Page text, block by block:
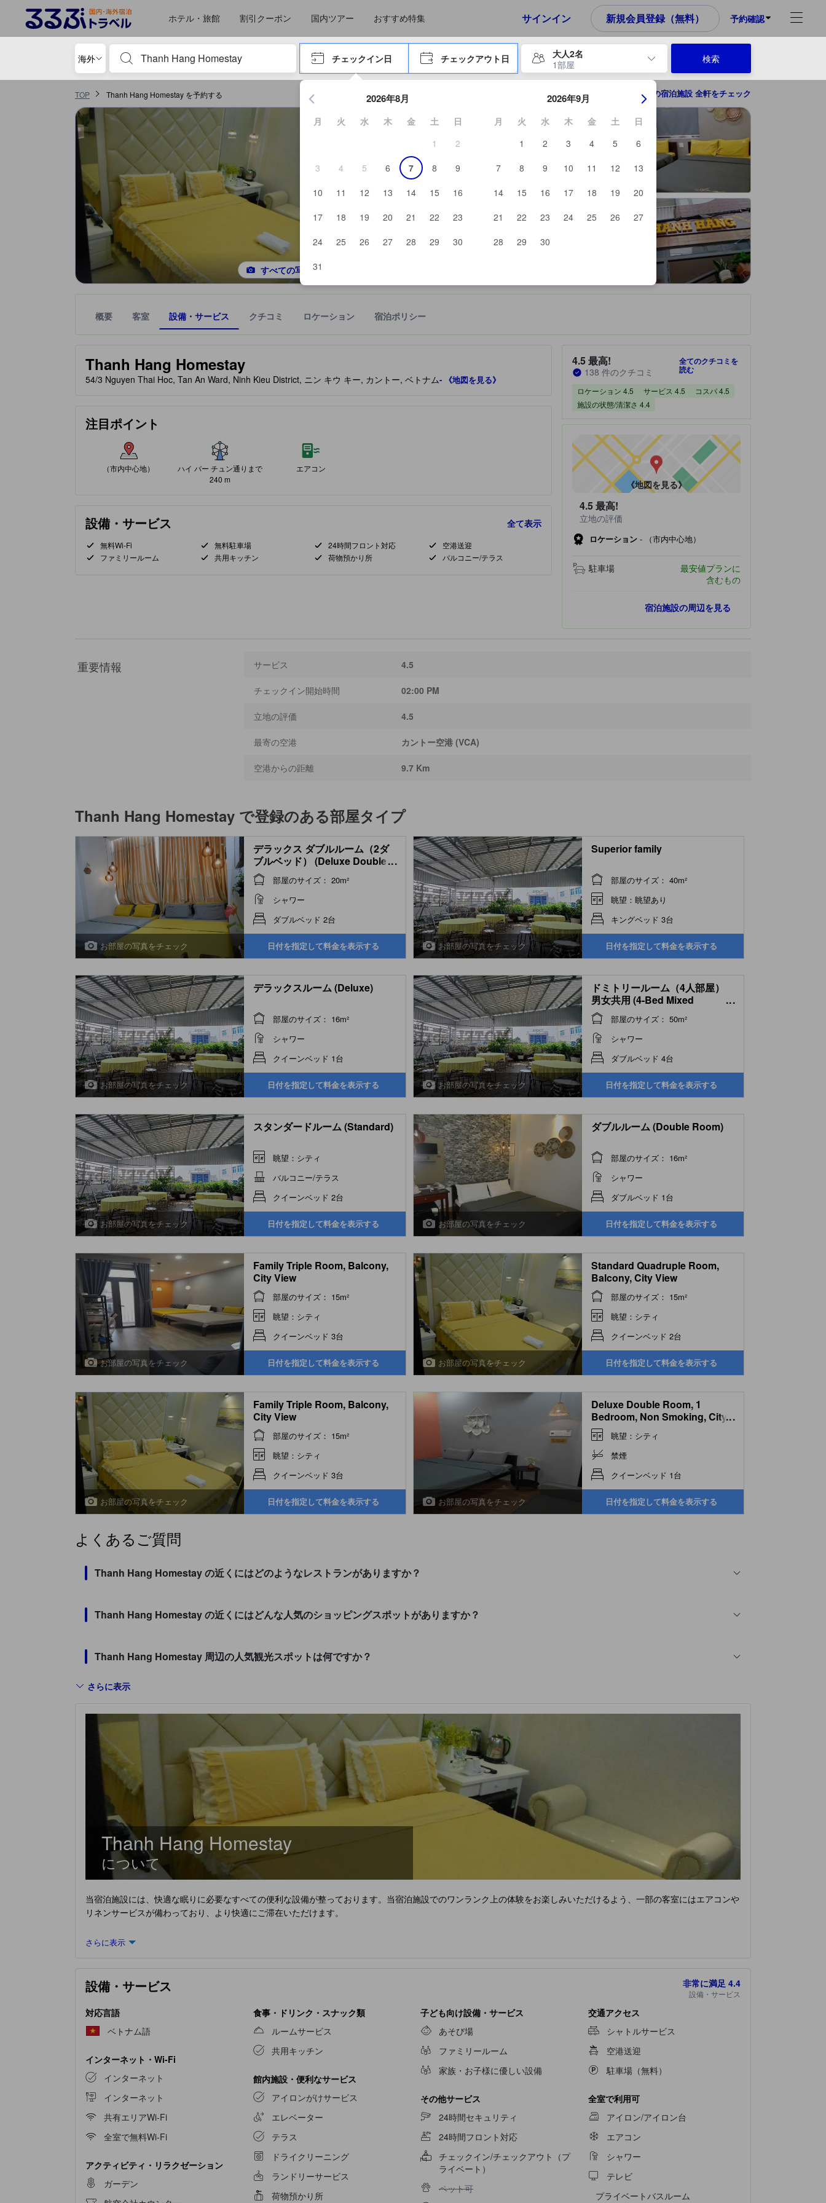
ホテル・旅館 割引クーポン 国内ツアー おすすめ特集 サインイン 新規会員登録（無料） 予約確認
海外
宿泊施設名やキーワードを入力し、矢印キーやタブキーで進み、エンターキーを押して内容を確定して、検索します。
チェックイン日 チェックアウト日
大人2名
1部屋
エンターキーを押して日付選択画面の操作を開始します。方向キーを使用して、チェックイン日とチェックアウト日を移動します。
2026年8月
月 火 水 木 金 土
日
1
2
3
4 5 6 7 8
9
10
11 12 13 14 15
16
17
18 19 20 21 22
23
24
25 26 27 28 29
30
31
2026年9月
月 火 水 木 金 土
日
1
2 3 4 5
6
7
8 9 10 11 12
13
14
15 16 17 18 19
20
21
22 23 24 25 26
27
28
29 30
検索
TOP Thanh Hang Homestay を予約する カントーの宿泊施設 全軒をチェック
すべての写真を見る
概要 客室 設備・サービス クチコミ ロケーション 宿泊ポリシー
Thanh Hang Homestay
tooltip
星評価は、提携サイトから受け取った情報であり、宿泊施設に備わっていると予測される快適さや客室のレベルを示すものです。
54/3 Nguyen Thai Hoc, Tan An Ward, Ninh Kieu District, ニン キウ キー, カントー, ベトナム- 《地図を見る》
注目ポイント
（市内中心地）
ハイ バー チュン通りまで
240 m
エアコン
設備・サービス 全て表示
無料Wi-Fi 無料駐車場 24時間フロント対応
空港送迎
ファミリールーム
共用キッチン 荷物預かり所 バルコニー/テラス
宿泊施設のクチコミスコア：4.5 / 5 最高! 138 件のクチコミ
4.5最高!
138 件のクチコミ
全てのクチコミを
読む
ロケーション 4.5 サービス 4.5
コスパ 4.5
施設の状態/清潔さ 4.4
《地図を見る》
4.5最高!
立地の評価
ロケーション - （市内中心地）
駐車場
最安値プランに
含むもの
宿泊施設の周辺を見る
重要情報 サービス 4.5
チェックイン開始時間 02:00 PM
立地の評価 4.5
最寄の空港 カントー空港 (VCA)
空港からの距離 9.7 Km
Thanh Hang Homestay で登録のある部屋タイプ
お部屋の写真をチェック
デラックス ダブルルーム（2ダ
ブルベッド） (Deluxe Double
Room with Two Double Beds)
...
部屋のサイズ： 20m²
シャワー
ダブルベッド 2台
日付を指定して料金を表示する お部屋の写真をチェック
Superior family
部屋のサイズ： 40m²
眺望：眺望あり
キングベッド 3台
日付を指定して料金を表示する
お部屋の写真をチェック
デラックスルーム (Deluxe)
部屋のサイズ： 16m²
シャワー
クイーンベッド 1台
日付を指定して料金を表示する お部屋の写真をチェック
ドミトリールーム（4人部屋）
男女共用 (4-Bed Mixed
Dormitory Room)
...
部屋のサイズ： 50m²
シャワー
ダブルベッド 4台
日付を指定して料金を表示する
お部屋の写真をチェック
スタンダードルーム (Standard)
眺望：シティ
バルコニー/テラス
クイーンベッド 2台
日付を指定して料金を表示する お部屋の写真をチェック
ダブルルーム (Double Room)
部屋のサイズ： 16m²
シャワー
ダブルベッド 1台
日付を指定して料金を表示する
お部屋の写真をチェック
Family Triple Room, Balcony,
City View
部屋のサイズ： 15m²
眺望：シティ
クイーンベッド 3台
日付を指定して料金を表示する お部屋の写真をチェック
Standard Quadruple Room,
Balcony, City View
部屋のサイズ： 15m²
眺望：シティ
クイーンベッド 2台
日付を指定して料金を表示する
お部屋の写真をチェック
Family Triple Room, Balcony,
City View
部屋のサイズ： 15m²
眺望：シティ
クイーンベッド 3台
日付を指定して料金を表示する お部屋の写真をチェック
Deluxe Double Room, 1
Bedroom, Non Smoking, City
View
...
眺望：シティ
禁煙
クイーンベッド 1台
日付を指定して料金を表示する
よくあるご質問
Thanh Hang Homestay の近くにはどのようなレストランがありますか？
Thanh Hang Homestay の近くにはどんな人気のショッピングスポットがありますか？
Thanh Hang Homestay 周辺の人気観光スポットは何ですか？
さらに表示
Thanh Hang Homestay
について
当宿泊施設には、快適な眠りに必要なすべての便利な設備が整っております。当宿泊施設でのワンランク上の体験をお楽しみいただけるよう、一部の客室にはエアコンや
リネンサービスが備わっており、より快適にご滞在いただけます。
さらに表示
設備・サービス 非常に満足 4.4
設備・サービス
対応言語
ベトナム語
インターネット・Wi-Fi
インターネット
インターネット
共有エリアWi-Fi
全室で無料Wi-Fi
アクティビティ・リラクゼーション
ガーデン
食事・ドリンク・スナック類
ルームサービス
共用キッチン
館内施設・便利なサービス
アイロンがけサービス
エレベーター
テラス
ドライクリーニング
ランドリーサービス
荷物預かり所
子ども向け設備・サービス
あそび場
ファミリールーム
家族・お子様に優しい設備
その他サービス
24時間セキュリティ
24時間フロント対応
チェックイン/チェックアウト（プ
ライベート）
ペット可不可
ペット可
交通アクセス
シャトルサービス
空港送迎
駐車場（無料）
全室で利用可
アイロン/アイロン台
エアコン
シャワー
テレビ
プライベートバスルーム
るるぶトラベルに掲載されているクチコミは実際に予約をし、宿泊を終えたゲストから提供されています。実際の経験に基づいた内容であるため、これから宿泊選びをされるユーザーにとっても参考となる信頼で